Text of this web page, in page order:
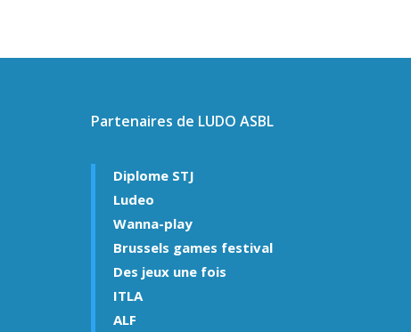
Partenaires de LUDO ASBL
Diplome STJ
Ludeo
Wanna-play
Brussels games festival
Des jeux une fois
ITLA
ALF